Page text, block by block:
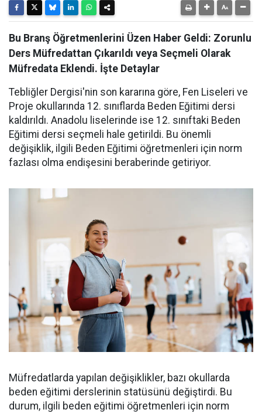
Bu Branş Öğretmenlerini Üzen Haber Geldi: Zorunlu
Ders Müfredattan Çıkarıldı veya Seçmeli Olarak
Müfredata Eklendi. İşte Detaylar
Tebliğler Dergisi'nin son kararına göre, Fen Liseleri ve
Proje okullarında 12. sınıflarda Beden Eğitimi dersi
kaldırıldı. Anadolu liselerinde ise 12. sınıftaki Beden
Eğitimi dersi seçmeli hale getirildi. Bu önemli
değişiklik, ilgili Beden Eğitimi öğretmenleri için norm
fazlası olma endişesini beraberinde getiriyor.
Müfredatlarda yapılan değişiklikler, bazı okullarda
beden eğitimi derslerinin statüsünü değiştirdi. Bu
durum, ilgili beden eğitimi öğretmenleri için norm